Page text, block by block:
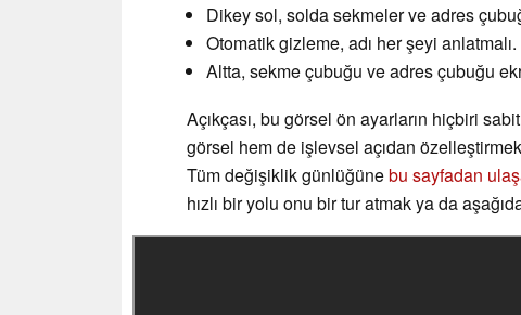
Dikey sol, solda sekmeler ve adres
Otomatik gizleme, adı her şeyi anlatmalı.
Altta, sekme çubuğu ve adres çubuğu
Açıkçası, bu görsel ön ayarların hiçbiri
görsel hem de işlevsel açıdan
Tüm değişiklik günlüğünebu sayfadan
hızlı bir yolu onu bir tur atmak ya da